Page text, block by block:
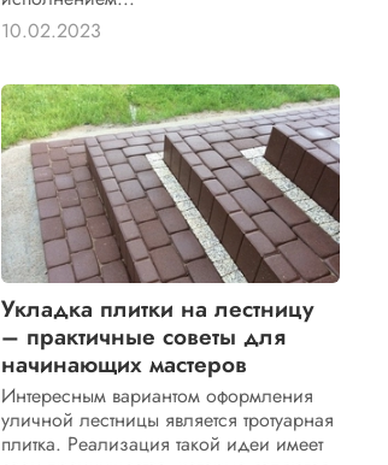
10.02.2023
Укладка плитки на лестницу
– практичные советы для
начинающих мастеров
Интересным вариантом оформления
уличной лестницы является тротуарная
плитка. Реализация такой идеи имеет